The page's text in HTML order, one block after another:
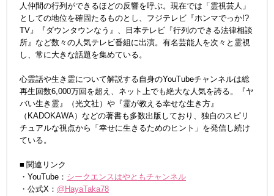
人仲間の行列ができるほどの反響を呼ぶ。現在では「霊視芸人」
としての地位を確固たるものとし、フジテレビ『ホンマでっか!?
TV』『ダウンタウンなう』、日本テレビ『行列のできる法律相談
所』など数々の人気テレビ番組に出演。有名芸能人を次々と霊視
し、常に大きな話題を集めている。
心霊話や生き霊について解説する自身のYouTubeチャンネルは総
再生回数6,000万回を超え、ネット上でも絶大な人気を誇る。『ヤ
バい生き霊』（光文社）や『霊が教える幸せな生き方』
（KADOKAWA）などの著書も多数出版しており、独自のスピリ
チュアルな視点から「幸せに生きるためのヒント」を発信し続け
ている。
■ 関連リンク
・YouTube： シークエンスはやともチャンネル
・公式X： @HayaTaka78